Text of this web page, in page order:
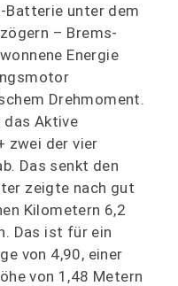
Batterie unter dem
– Brems-
Energie
Drehmoment.
Aktive
zwei der vier
Das senkt den
zeigte nach gut
Kilometern 6,2
Das ist für ein
von 4,90, einer
von 1,48 Metern